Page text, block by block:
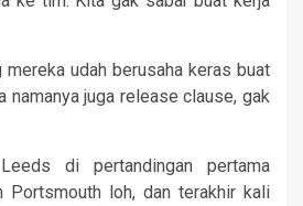
udah berusaha keras buat
namanya juga release clause, gak
di pertandingan pertama
Portsmouth loh, dan terakhir kali